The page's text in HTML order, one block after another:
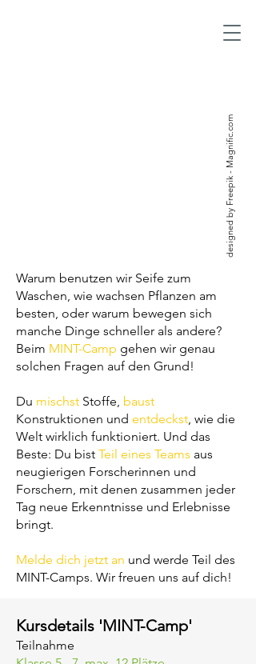
designed by Freepik - Magnific.com
Warum benutzen wir Seife zum
Waschen, wie wachsen Pflanzen am
besten, oder warum bewegen sich
manche Dinge schneller als andere?
Beim MINT-Camp gehen wir genau
solchen Fragen auf den Grund!
Du mischst Stoffe, baust
Konstruktionen und entdeckst, wie die
Welt wirklich funktioniert. Und das
Beste: Du bist Teil eines Teams aus
neugierigen Forscherinnen und
Forschern, mit denen zusammen jeder
Tag neue Erkenntnisse und Erlebnisse
bringt.
Melde dich jetzt an und werde Teil des
MINT-Camps. Wir freuen uns auf dich!
Kursdetails 'MINT-Camp'
Teilnahme